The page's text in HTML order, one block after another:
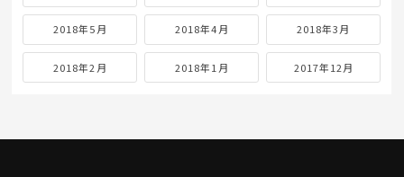
2018年5月 2018年4月 2018年3月
2018年2月 2018年1月 2017年12月